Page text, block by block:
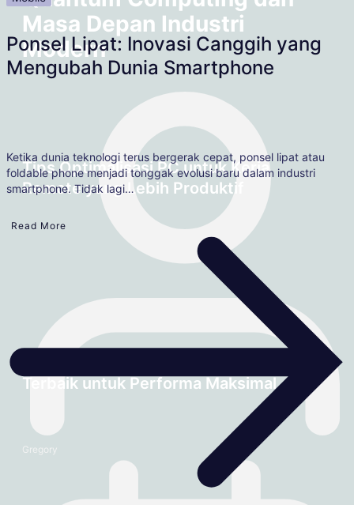
Masa Depan Industri
Modern
Gregory
Tips Optimalisasi PC untuk Kerja
Remote yang Lebih Produktif
Terbaik untuk Performa Maksimal
Ponsel Lipat: Inovasi Canggih yang
Mengubah Dunia Smartphone
Ketika dunia teknologi terus bergerak cepat, ponsel lipat atau
foldable phone menjadi tonggak evolusi baru dalam industri
smartphone. Tidak lagi…
Read More